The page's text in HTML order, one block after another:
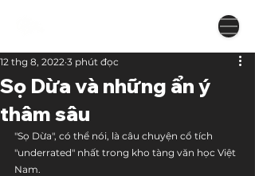
Sọ Dừa và những ẩn ý
thâm sâu
12 thg 8, 2022 3 phút đọc
"Sọ Dừa", có thể nói, là câu chuyện cổ tích
"underrated" nhất trong kho tàng văn học Việt
Nam.